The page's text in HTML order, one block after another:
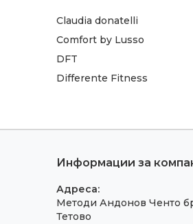
Claudia donatelli
Comfort by Lusso
DFT
Differente Fitness
Информации за
Адреса:
Методи Андонов Ченто
Тетово